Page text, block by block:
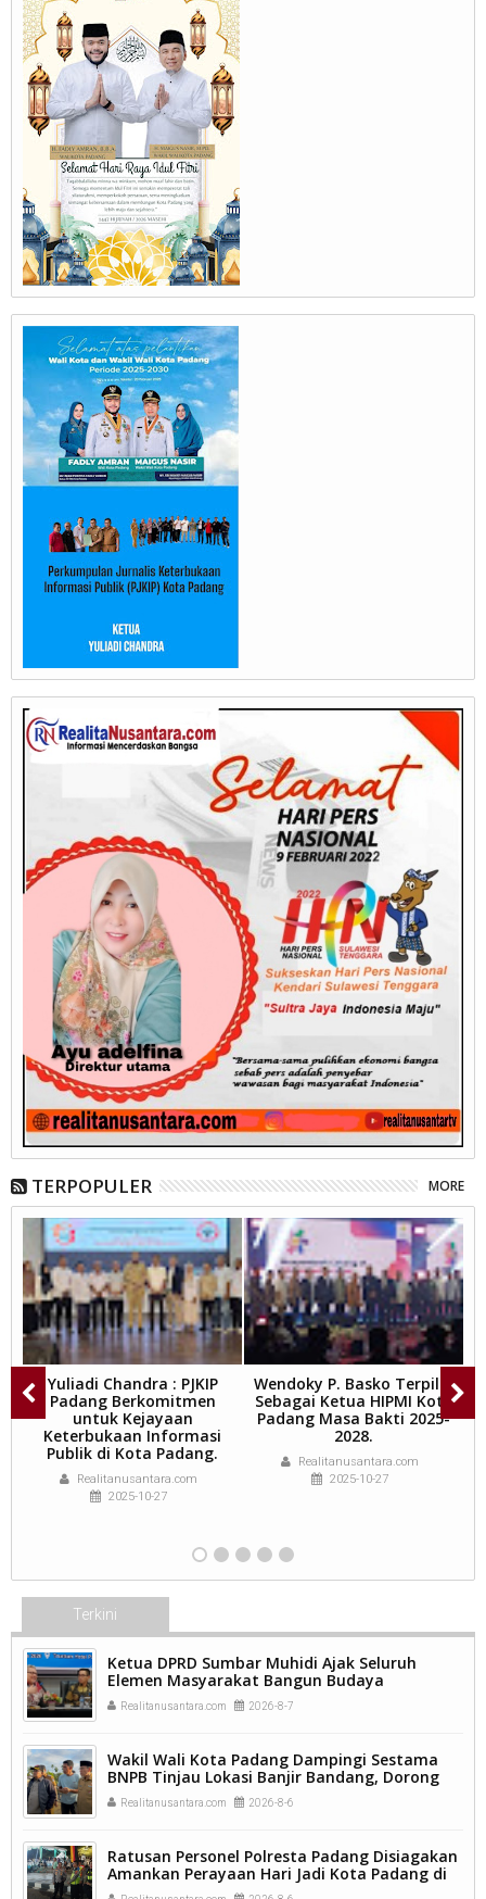
TERPOPULER MORE
Yuliadi Chandra : PJKIP
Padang Berkomitmen
untuk Kejayaan
Keterbukaan Informasi
Publik di Kota Padang.
Realitanusantara.com
2025-10-27
Wendoky P. Basko Terpilih
Sebagai Ketua HIPMI Kota
Padang Masa Bakti 2025-
2028.
Realitanusantara.com
2025-10-27
Terkini
Ketua DPRD Sumbar Muhidi Ajak Seluruh
Elemen Masyarakat Bangun Budaya
Kewaspadaan Dini Demi Menjaga Kamtibmas.
Realitanusantara.com 2026-8-7
Wakil Wali Kota Padang Dampingi Sestama
BNPB Tinjau Lokasi Banjir Bandang, Dorong
Percepatan Penanganan Pascabencana.
Realitanusantara.com 2026-8-6
Ratusan Personel Polresta Padang Disiagakan
Amankan Perayaan Hari Jadi Kota Padang di
Kawasan Pantai Padang.